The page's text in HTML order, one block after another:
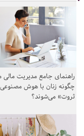
راهنمای جامع مدیریت مالی
چگونه زنان با هوش
ثروت» می‌شوند؟